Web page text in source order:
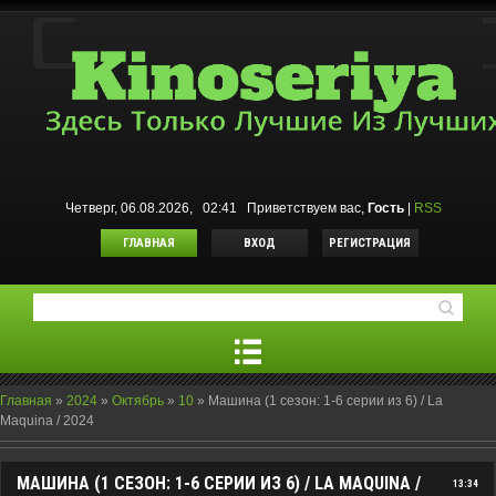
Четверг, 06.08.2026, 02:41 Приветствуем вас, Гость RSS
ГЛАВНАЯ ВХОД РЕГИСТРАЦИЯ
Главная » 2024 » Октябрь » 10 » Машина (1 сезон: 1-6 серии из 6) / La
Maquina / 2024
13:34
МАШИНА (1 СЕЗОН: 1-6 СЕРИИ ИЗ 6) / LA MAQUINA /